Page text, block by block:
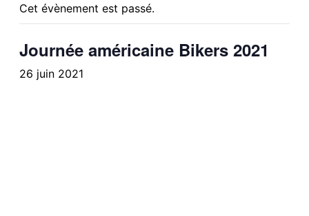
Cet évènement est passé.
Journée américaine Bikers 2021
26 juin 2021